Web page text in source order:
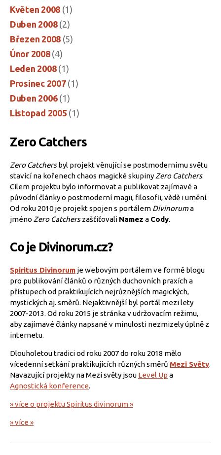
Květen 2008 (1)
Duben 2008(2)
Březen 2008 (5)
Únor 2008(4)
Leden 2008(1)
Prosinec 2007(1)
Duben 2006(1)
Listopad 2005 (1)
Zero Catchers
Zero Catchersbyl projekt věnující se postmodernímu světu
stavící na kořenech chaos magické skupiny Zero Catchers.
Cílem projektu bylo informovat a publikovat zajímavé a
původní články o postmoderní magii, filosofii, vědě i umění.
Od roku 2010 je projekt spojen s portálem Divinoruma
jméno Zero Catcherszašťiťovali Namez a Cody.
Co je Divinorum.cz?
Spiritus Divinorum je webovým portálem ve formě blogu
pro publikování článků o různých duchovních praxích a
přístupech od praktikujících nejrůznějších magických,
mystických aj. směrů. Nejaktivnější byl portál mezi lety
2007-2013. Od roku 2015 je stránka v udržovacím režimu,
aby zajímavé články napsané v minulosti nezmizely úplně z
internetu.
Dlouholetou tradici od roku 2007 do roku 2018 mělo
vícedenní setkání praktikujících různých směrů Mezi Světy.
Navazující projekty na Mezi světy jsou Level Up a
Agnostická konference.
» více o projektu Spiritus divinorum »
» více »